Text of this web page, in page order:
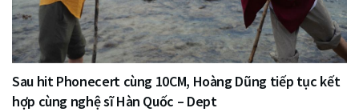
Sau hit Phonecert cùng 10CM, Hoàng Dũng tiếp tục kết
hợp cùng nghệ sĩ Hàn Quốc – Dept